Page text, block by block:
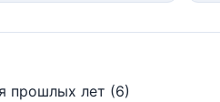
прошлых лет (6)